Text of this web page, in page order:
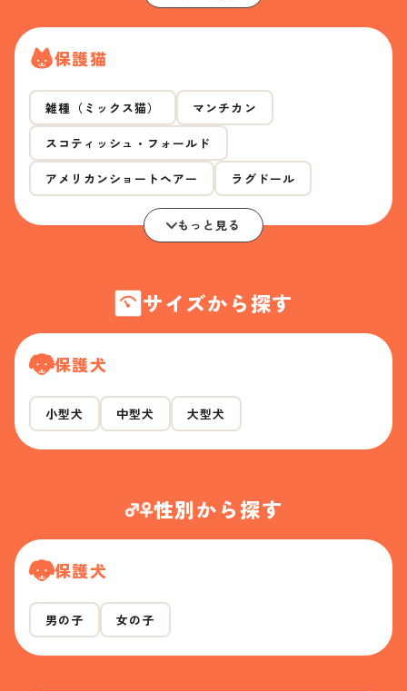
保護猫
雑種（ミックス猫） マンチカン
スコティッシュ・フォールド
アメリカンショートヘアー ラグドール
もっと見る
サイズから探す
保護犬
小型犬 中型犬 大型犬
性別から探す
保護犬
男の子 女の子